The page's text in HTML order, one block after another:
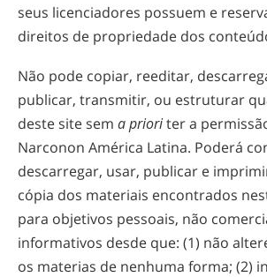
seus licenciadores possuem e
direitos de propriedade dos
Não pode copiar, reeditar,
publicar, transmitir, ou estruturar
deste site sem a prioriter a
Narconon América Latina. Poderá
descarregar, usar, publicar e
cópia dos materiais encontrados
para objetivos pessoais, não
informativos desde que: (1) não
os materias de nenhuma forma; (2)